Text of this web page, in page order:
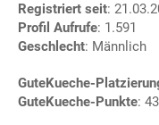
Registriert seit:
Profil Aufrufe: 1.591
Geschlecht: Männlich
GuteKueche-
GuteKueche-Punkte: